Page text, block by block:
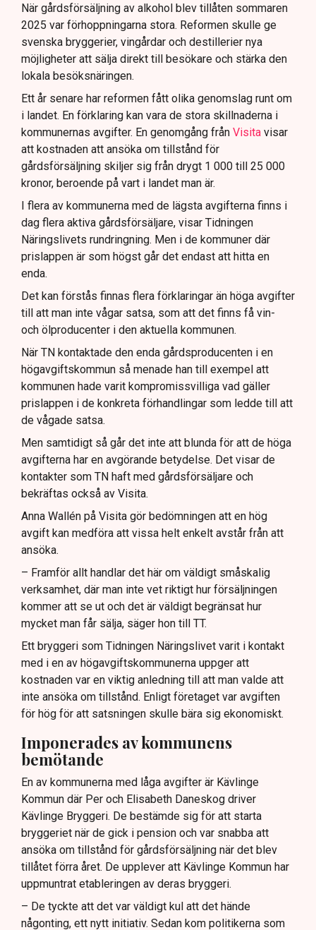
När gårdsförsäljning av alkohol blev tillåten sommaren
2025 var förhoppningarna stora. Reformen skulle ge
svenska bryggerier, vingårdar och destillerier nya
möjligheter att sälja direkt till besökare och stärka den
lokala besöksnäringen.
Ett år senare har reformen fått olika genomslag runt om
i landet. En förklaring kan vara de stora skillnaderna i
kommunernas avgifter. En genomgång från Visita visar
att kostnaden att ansöka om tillstånd för
gårdsförsäljning skiljer sig från drygt 1 000 till 25 000
kronor, beroende på vart i landet man är.
I flera av kommunerna med de lägsta avgifterna finns i
dag flera aktiva gårdsförsäljare, visar Tidningen
Näringslivets rundringning. Men i de kommuner där
prislappen är som högst går det endast att hitta en
enda.
Det kan förstås finnas flera förklaringar än höga avgifter
till att man inte vågar satsa, som att det finns få vin-
och ölproducenter i den aktuella kommunen.
När TN kontaktade den enda gårdsproducenten i en
högavgiftskommun så menade han till exempel att
kommunen hade varit kompromissvilliga vad gäller
prislappen i de konkreta förhandlingar som ledde till att
de vågade satsa.
Men samtidigt så går det inte att blunda för att de höga
avgifterna har en avgörande betydelse. Det visar de
kontakter som TN haft med gårdsförsäljare och
bekräftas också av Visita.
Anna Wallén på Visita gör bedömningen att en hög
avgift kan medföra att vissa helt enkelt avstår från att
ansöka.
– Framför allt handlar det här om väldigt småskalig
verksamhet, där man inte vet riktigt hur försäljningen
kommer att se ut och det är väldigt begränsat hur
mycket man får sälja, säger hon till TT.
Ett bryggeri som Tidningen Näringslivet varit i kontakt
med i en av högavgiftskommunerna uppger att
kostnaden var en viktig anledning till att man valde att
inte ansöka om tillstånd. Enligt företaget var avgiften
för hög för att satsningen skulle bära sig ekonomiskt.
Imponerades av kommunens
bemötande
En av kommunerna med låga avgifter är Kävlinge
Kommun där Per och Elisabeth Daneskog driver
Kävlinge Bryggeri. De bestämde sig för att starta
bryggeriet när de gick i pension och var snabba att
ansöka om tillstånd för gårdsförsäljning när det blev
tillåtet förra året. De upplever att Kävlinge Kommun har
uppmuntrat etableringen av deras bryggeri.
– De tyckte att det var väldigt kul att det hände
någonting, ett nytt initiativ. Sedan kom politikerna som